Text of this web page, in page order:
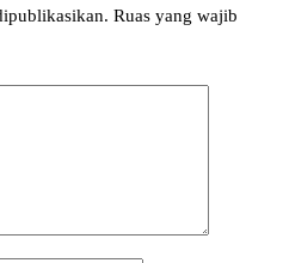
Ruas yang wajib